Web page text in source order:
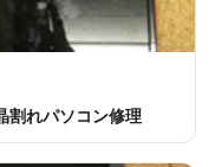
割れパソコン修理